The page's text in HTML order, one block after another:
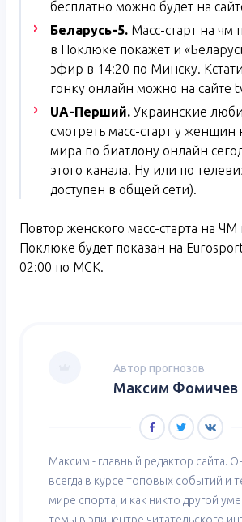
бесплатно можно будет на
Беларусь-5. Масс-старт на чм
в Поклюке покажет и
эфир в 14:20 по Минску.
гонку онлайн можно на сайте
UA-Перший. Украинские
смотреть масс-старт у женщин
мира по биатлону онлайн
этого канала. Ну или по
доступен в общей сети).
Повтор женского масс-старта на ЧМ
Поклюке будет показан на
02:00 по МСК.
Автор прогнозов
Максим Фомичев
Максим - главный редактор сайта.
всегда в курсе топовых событий и
мире спорта, и как никто другой